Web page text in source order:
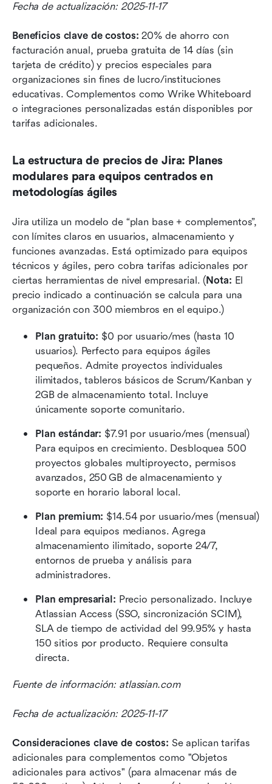
Fecha de actualización: 2025-11-17
Beneficios clave de costos: 20% de ahorro con
facturación anual, prueba gratuita de 14 días (sin
tarjeta de crédito) y precios especiales para
organizaciones sin fines de lucro/instituciones
educativas. Complementos como Wrike Whiteboard
o integraciones personalizadas están disponibles por
tarifas adicionales.
La estructura de precios de Jira: Planes
modulares para equipos centrados en
metodologías ágiles
Jira utiliza un modelo de “plan base + complementos”,
con límites claros en usuarios, almacenamiento y
funciones avanzadas. Está optimizado para equipos
técnicos y ágiles, pero cobra tarifas adicionales por
ciertas herramientas de nivel empresarial. ( Nota: El
precio indicado a continuación se calcula para una
organización con 300 miembros en el equipo.)
Plan gratuito: $0 por usuario/mes (hasta 10
usuarios). Perfecto para equipos ágiles
pequeños. Admite proyectos individuales
ilimitados, tableros básicos de Scrum/Kanban y
2GB de almacenamiento total. Incluye
únicamente soporte comunitario.
Plan estándar: $7.91 por usuario/mes (mensual)
Para equipos en crecimiento. Desbloquea 500
proyectos globales multiproyecto, permisos
avanzados, 250 GB de almacenamiento y
soporte en horario laboral local.
Plan premium: $14.54 por usuario/mes (mensual)
Ideal para equipos medianos. Agrega
almacenamiento ilimitado, soporte 24/7,
entornos de prueba y análisis para
administradores.
Plan empresarial: Precio personalizado. Incluye
Atlassian Access (SSO, sincronización SCIM),
SLA de tiempo de actividad del 99.95% y hasta
150 sitios por producto. Requiere consulta
directa.
Fuente de información: atlassian.com
Fecha de actualización: 2025-11-17
Consideraciones clave de costos: Se aplican tarifas
adicionales para complementos como "Objetos
adicionales para activos" (para almacenar más de